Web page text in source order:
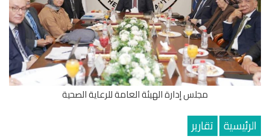
مجلس إدارة الهيئة العامة للرعاية الصحية
الرئيسية تقارير